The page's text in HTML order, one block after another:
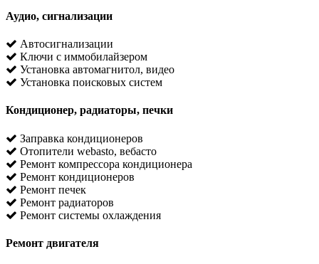
Аудио, сигнализации
Автосигнализации
Ключи с иммобилайзером
Установка автомагнитол, видео
Установка поисковых систем
Кондиционер, радиаторы, печки
Заправка кондиционеров
Отопители webasto, вебасто
Ремонт компрессора кондиционера
Ремонт кондиционеров
Ремонт печек
Ремонт радиаторов
Ремонт системы охлаждения
Ремонт двигателя